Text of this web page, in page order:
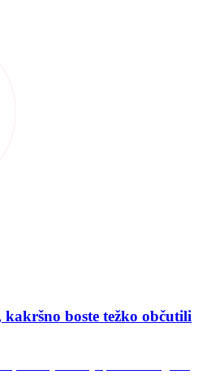
boste težko občutili